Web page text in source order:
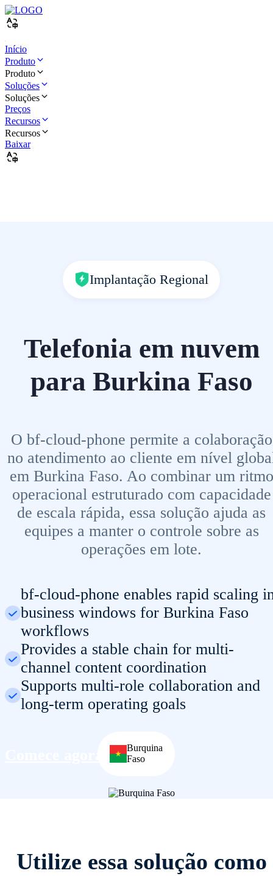
Início
Produto
Produto
Soluções
Soluções
Preços
Recursos
Recursos
Baixar
Implantação Regional
Telefonia em nuvem
para Burkina Faso
O bf-cloud-phone permite a colaboração
no atendimento ao cliente em nível
em Burkina Faso. Ao combinar um ritmo
operacional estruturado com capacidade
de escala rápida, essa solução ajuda as
equipes a manter o controle sobre as
operações em lote.
bf-cloud-phone enables rapid scaling
business windows for Burkina Faso
workflows
Provides a stable chain for multi-
channel content coordination
Supports multi-role collaboration and
long-term operating goals
Burquina
Faso
Utilize essa solução como